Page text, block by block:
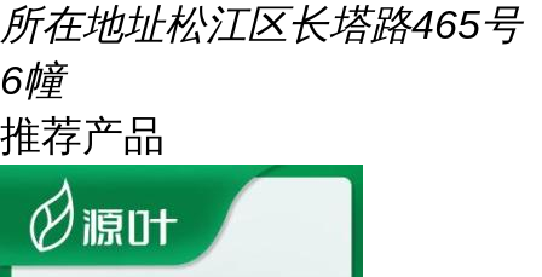
所在地址松江区长塔路465号
6幢
推荐产品